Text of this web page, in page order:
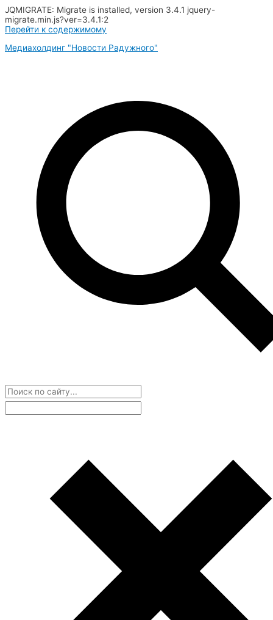
JQMIGRATE: Migrate is installed, version 3.4.1 jquery-
migrate.min.js?ver=3.4.1:2
Перейти к содержимому
Медиахолдинг "Новости Радужного"